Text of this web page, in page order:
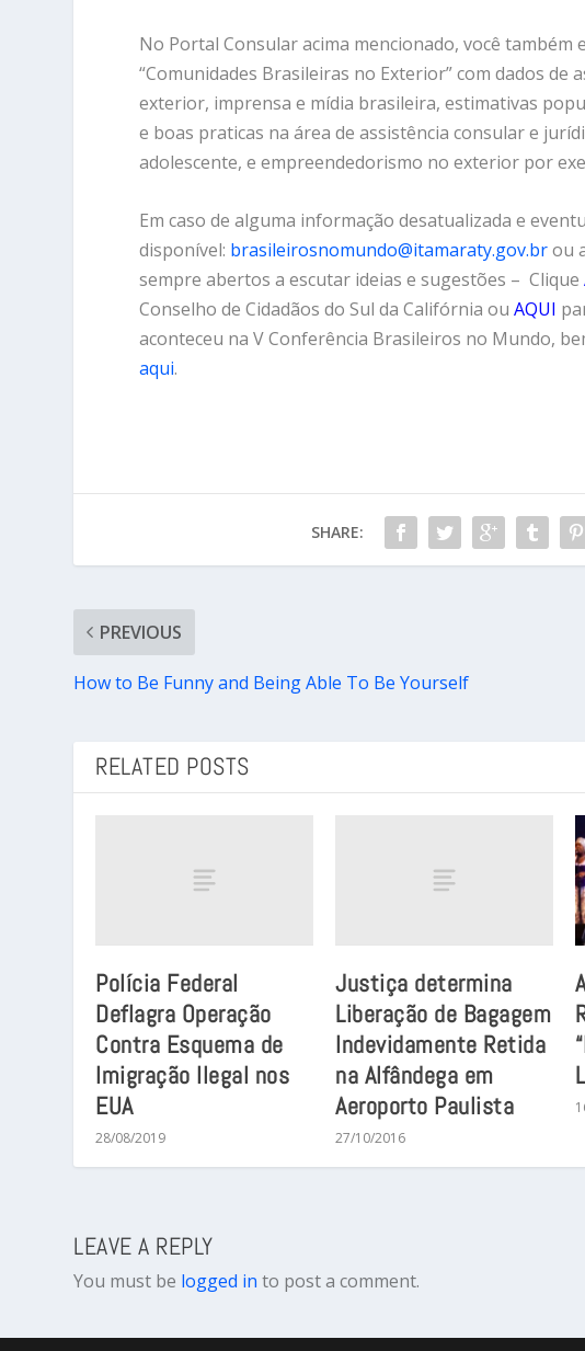
No Portal Consular acima mencionado, você
“Comunidades Brasileiras no Exterior” com dados de
exterior, imprensa e mídia brasileira, estimativas
e boas praticas na área de assistência consular e
adolescente, e empreendedorismo no exterior por
Em caso de alguma informação desatualizada e
disponível: brasileirosnomundo@itamaraty.gov.brou
sempre abertos a escutar ideias e sugestões – Clique
Conselho de Cidadãos do Sul da Califórnia ouAQUI
aconteceu na V Conferência Brasileiros no Mundo,
aqui.
SHARE:
PREVIOUS
How to Be Funny and Being Able To Be Yourself
RELATED POSTS
Polícia Federal
Deflagra Operação
Contra Esquema de
Imigração Ilegal nos
EUA
28/08/2019
Justiça determina
Liberação de Bagagem
Indevidamente Retida
na Alfândega em
Aeroporto Paulista
27/10/2016
LEAVE A REPLY
You must be logged in to post a comment.